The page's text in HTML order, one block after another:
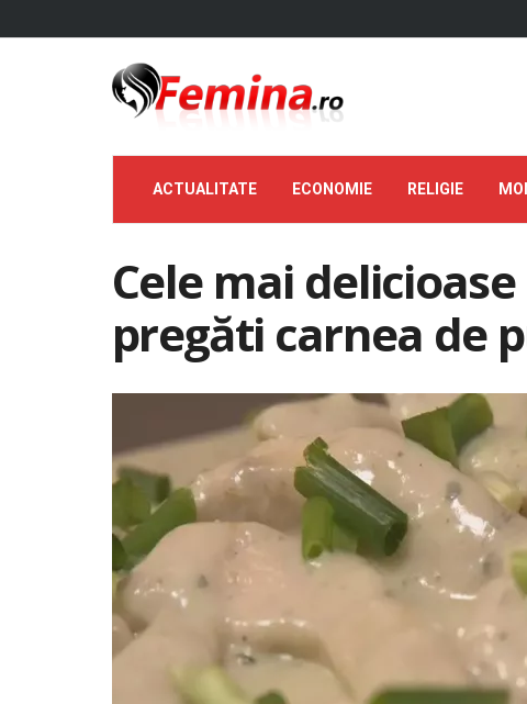
ACTUALITATE ECONOMIE RELIGIE
Cele mai
pregăti carnea de